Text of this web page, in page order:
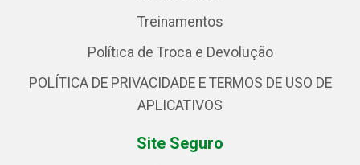
Treinamentos
Política de Troca e Devolução
POLÍTICA DE PRIVACIDADE E TERMOS DE USO DE
APLICATIVOS
Site Seguro